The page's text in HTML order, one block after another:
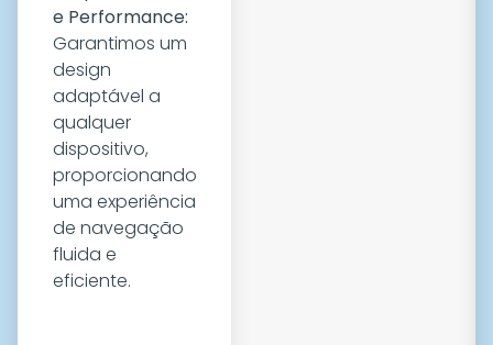
e Performance:
Garantimos um
design
adaptável a
qualquer
dispositivo,
proporcionando
uma experiência
de navegação
fluida e
eficiente.